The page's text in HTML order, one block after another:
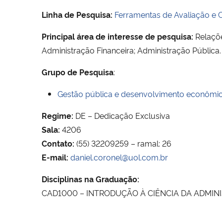
Linha de Pesquisa: Ferramentas de Avaliação e
Principal área de interesse de pesquisa:
Administração Financeira; Administração Pública.
Grupo de Pesquisa:
Gestão pública e desenvolvimento
Regime: DE – Dedicação Exclusiva
Sala: 4206
Contato: (55) 32209259 – ramal: 26
E-mail: daniel.coronel@uol.com.br
Disciplinas na Graduação:
CAD1000 – INTRODUÇÃO À CIÊNCIA DA